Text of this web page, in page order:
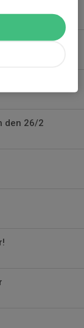
den 26/2